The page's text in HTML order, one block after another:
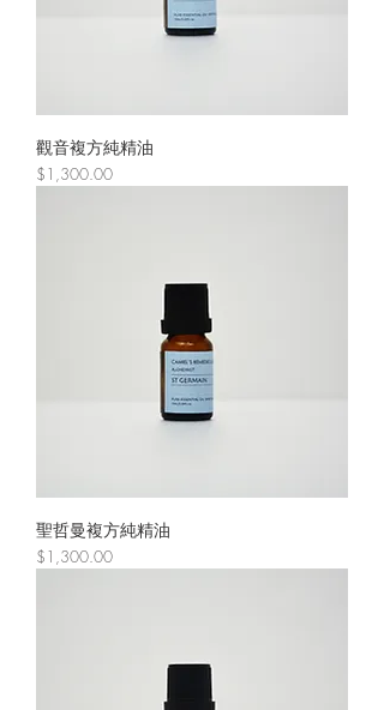
觀音複方純精油
價格
$1,300.00
聖哲曼複方純精油
價格
$1,300.00